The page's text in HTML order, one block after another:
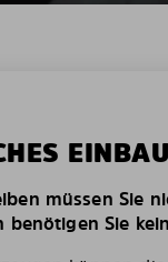
müssen Sie
benötigen Sie